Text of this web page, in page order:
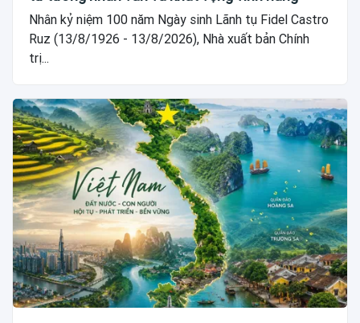
Nhân kỷ niệm 100 năm Ngày sinh Lãnh tụ Fidel Castro
Ruz (13/8/1926 - 13/8/2026), Nhà xuất bản Chính
trị...